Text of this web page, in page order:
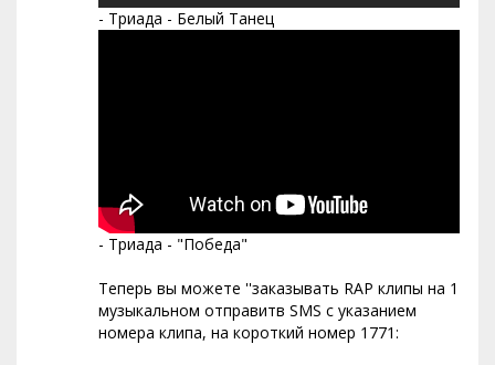
- Триада - Белый Танец
- Триада - "Победа"
Теперь вы можете ''заказывать RAP клипы на 1
музыкальном отправитв SMS с указанием
номера клипа, на короткий номер 1771: